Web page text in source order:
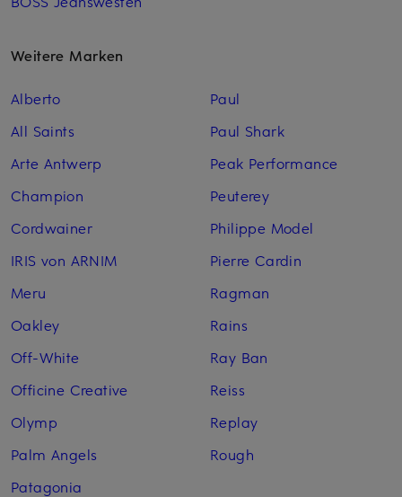
Weitere Marken
Alberto
All Saints
Arte Antwerp
Champion
Cordwainer
IRIS von ARNIM
Meru
Oakley
Off-White
Officine Creative
Olymp
Palm Angels
Patagonia
Paul
Paul Shark
Peak Performance
Peuterey
Philippe Model
Pierre Cardin
Ragman
Rains
Ray Ban
Reiss
Replay
Rough